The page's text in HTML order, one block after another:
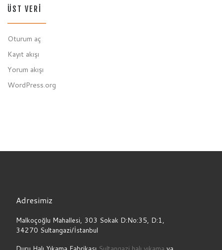
ÜST VERI
Oturum aç
Kayıt akışı
Yorum akışı
WordPress.org
Adresimiz
Malkoçoğlu Mahallesi, 303 Sokak D:No:35, D:1,
34270 Sultangazi/İstanbul